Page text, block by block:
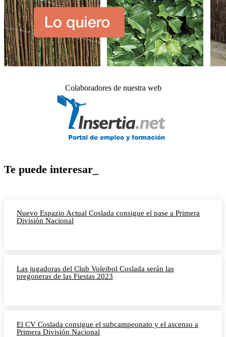
Colaboradores de nuestra web
Te puede interesar_
Nuevo Espazio Actual Coslada consigue el pase a Primera
División Nacional
Las jugadoras del Club Voleibol Coslada serán las
pregoneras de las Fiestas 2023
El CV Coslada consigue el subcampeonato y el ascenso a
Primera División Nacional